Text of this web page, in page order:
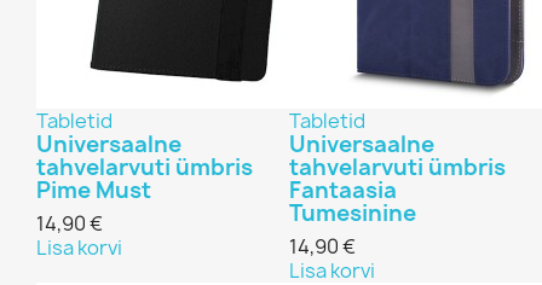
Tabletid
Universaalne
tahvelarvuti ümbris
Pime Must
14,90 €
Lisa korvi
Tabletid
Universaalne
tahvelarvuti ümbris
Fantaasia
Tumesinine
14,90 €
Lisa korvi